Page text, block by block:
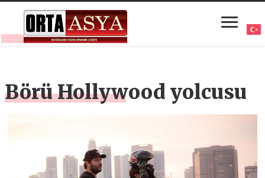
Börü Hollywood yolcusu